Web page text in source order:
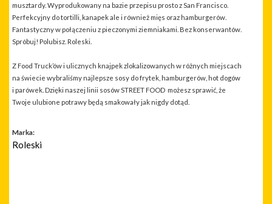
musztardy. Wyprodukowany na bazie przepisu prosto z San Francisco.
Perfekcyjny do tortilli, kanapek ale i również mięs oraz hamburgerów.
Fantastyczny w połączeniu z pieczonymi ziemniakami. Bez konserwantów.
Spróbuj! Polubisz. Roleski.
Z Food Truck’ów i ulicznych knajpek zlokalizowanych w różnych miejscach
na świecie wybraliśmy najlepsze sosy do frytek, hamburgerów, hot dogów
i parówek. Dzięki naszej linii sosów STREET FOOD możesz sprawić, że
Twoje ulubione potrawy będą smakowały jak nigdy dotąd.
Marka:
Roleski